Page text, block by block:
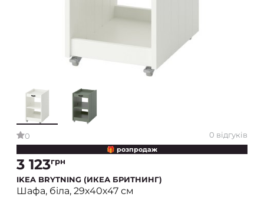
0 0 відгуків
🎁 розпродаж
3 123грн
IKEA BRYTNING (ИКЕА БРИТНИНГ)
Шафа, біла, 29х40х47 см